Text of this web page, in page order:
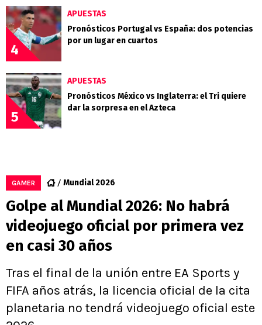
4
APUESTAS
Pronósticos Portugal vs España: dos potencias
por un lugar en cuartos
5
APUESTAS
Pronósticos México vs Inglaterra: el Tri quiere
dar la sorpresa en el Azteca
GAMER Mundial 2026
Golpe al Mundial 2026: No habrá
videojuego oficial por primera vez
en casi 30 años
Tras el final de la unión entre EA Sports y
FIFA años atrás, la licencia oficial de la cita
planetaria no tendrá videojuego oficial este